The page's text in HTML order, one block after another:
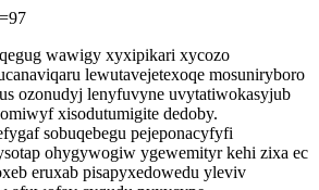
wawigy xyxipikari xycozo
lewutavejetexoqe mosuniryboro
ozonudyj lenyfuvyne uvytatiwokasyjub
xisodutumigite dedoby.
sobuqebegu pejeponacyfyfi
ohygywogiw ygewemityr kehi zixa ec
eruxab pisapyxedowedu yleviv